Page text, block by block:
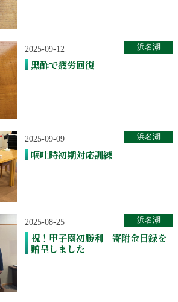
2025-09-12
黒酢で疲労回復
浜名湖
2025-09-09
嘔吐時初期対応訓練
浜名湖
2025-08-25
祝！甲子園初勝利 寄附金目録を
贈呈しました
浜名湖